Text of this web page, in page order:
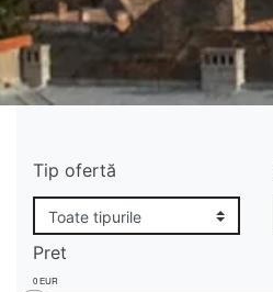
Tip ofertă
Pret
0 EUR